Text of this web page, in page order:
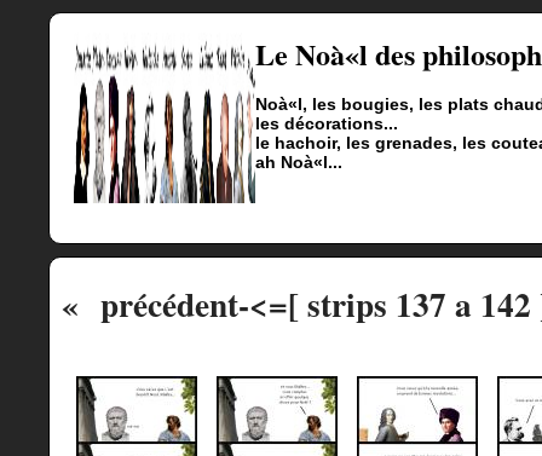
Le Noà«l des
Noà«l, les bougies, les plats
les décorations...
le hachoir, les grenades, les
ah Noà«l...
« précédent-<=[ strips 137 a